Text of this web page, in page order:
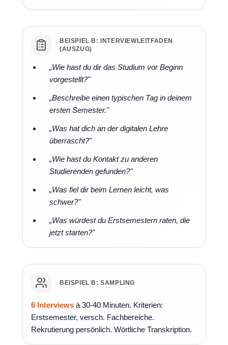
BEISPIEL B: INTERVIEWLEITFADEN
(AUSZUG)
„Wie hast du dir das Studium vor Beginn
vorgestellt?"
„Beschreibe einen typischen Tag in deinem
ersten Semester."
„Was hat dich an der digitalen Lehre
überrascht?"
„Wie hast du Kontakt zu anderen
Studierenden gefunden?"
„Was fiel dir beim Lernen leicht, was
schwer?"
„Was würdest du Erstsemestern raten, die
jetzt starten?"
BEISPIEL B: SAMPLING
6 Interviews à 30-40 Minuten. Kriterien:
Erstsemester, versch. Fachbereiche.
Rekrutierung persönlich. Wörtliche Transkription.